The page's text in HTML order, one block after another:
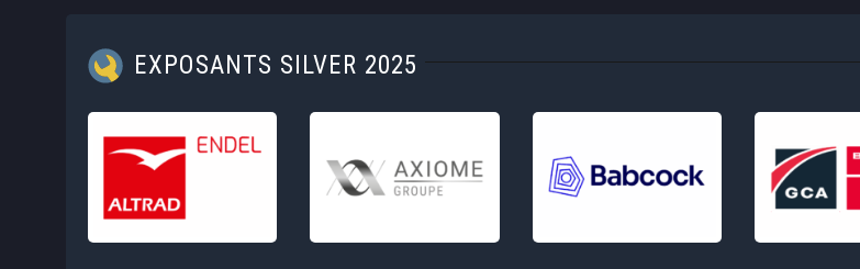
EXPOSANTS SILVER 2025